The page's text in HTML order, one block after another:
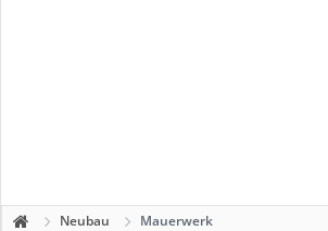
Neubau Mauerwerk